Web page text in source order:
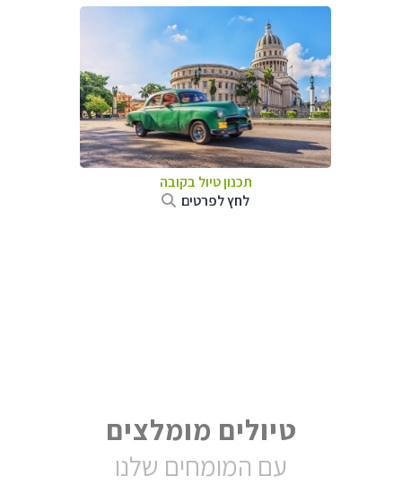
תכנון טיול בקובה
לחץ לפרטים
טיולים מומלצים
עם המומחים שלנו